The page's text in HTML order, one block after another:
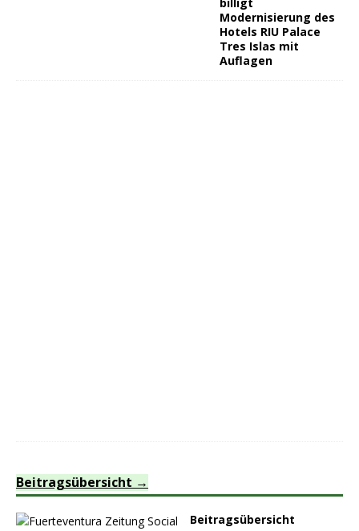
Modernisierung des
Hotels RIU Palace
Tres Islas mit
Auflagen
Beitragsübersicht
Beitragsübersicht